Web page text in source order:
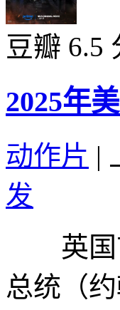
豆瓣 6.5
2025年
动作片 |
发
英国首
总统（